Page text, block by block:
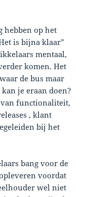
hebben op het
is bijna klaar”
mentaal,
komen. Het
de bus maar
je eraan doen?
functionaliteit,
, klant
bij het
bang voor de
voordat
wel niet